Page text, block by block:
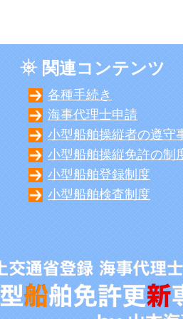
関連コンテンツ
各種手続き
海事代理士申請
小型船舶操縦者の遵守
小型船舶操縦免許の制
小型船舶登録制度
小型船舶検査制度